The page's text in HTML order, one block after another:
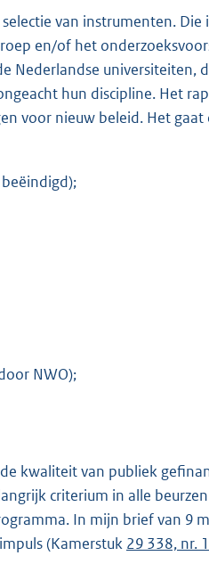
van instrumenten.
en/of het
Nederlandse universiteiten,
hun discipline. Het
voor nieuw beleid. Het
NWO);
kwaliteit van publiek
criterium in alle
In mijn brief van 9
(Kamerstuk 29 338, nr.